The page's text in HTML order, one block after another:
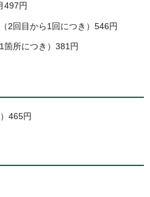
497円
2回目から1回につき）546円
箇所につき）381円
465円